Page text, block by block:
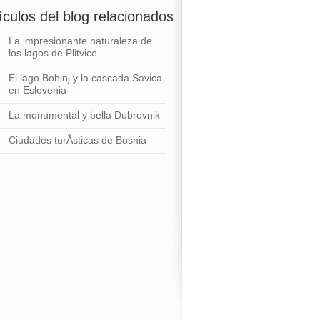
del blog relacionados
La impresionante naturaleza de
los lagos de Plitvice
El lago Bohinj y la cascada Savica
en Eslovenia
La monumental y bella Dubrovnik
Ciudades turÃ­sticas de Bosnia